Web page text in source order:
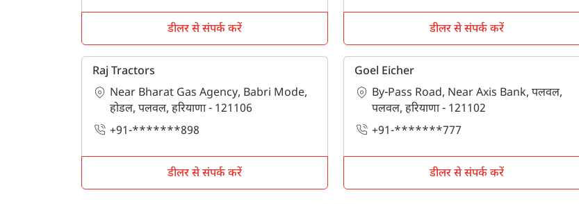
डीलर से संपर्क करें डीलर से संपर्क करें
Raj Tractors
Near Bharat Gas Agency, Babri Mode,
होडल, पलवल, हरियाणा - 121106
+91-*******898
डीलर से संपर्क करें
Goel Eicher
By-Pass Road, Near Axis Bank, पलवल,
पलवल, हरियाणा - 121102
+91-*******777
डीलर से संपर्क करें
अपना पूरा नाम दर्ज करें
मोबाइल नंबर दर्ज करें*